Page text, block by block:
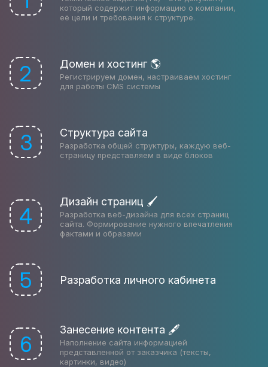
который содержит информацию о компании,
её цели и требования к структуре.
2 Домен и хостинг 🌎
Регистрируем домен, настраиваем хостинг
для работы CMS системы
3 Структура сайта
Разработка общей структуры, каждую веб-
страницу представляем в виде блоков
4
Дизайн страниц 🖌
Разработка веб-дизайна для всех страниц
сайта. Формирование нужного впечатления
фактами и образами
5 Разработка личного кабинета
6
Занесение контента 🖋
Наполнение сайта информацией
представленной от заказчика (тексты,
картинки, видео)